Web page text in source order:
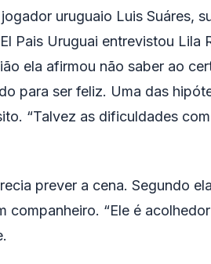
uruguaio Luis Suáres,
Pais Uruguai entrevistou Lila
ela afirmou não saber ao
para ser feliz. Uma das
“Talvez as dificuldades
prever a cena. Segundo
companheiro. “Ele é